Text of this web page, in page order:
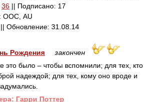
36 || Подписано: 17
ООС, AU
Обновление: 31.08.14
Рождения
закончен
это было – чтобы вспомнили; для тех, кто
надеждой; для тех, кому оно вроде и
Гарри Поттер